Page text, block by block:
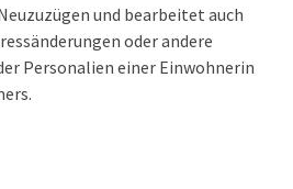
und bearbeitet auch
oder andere
Personalien einer Einwohnerin